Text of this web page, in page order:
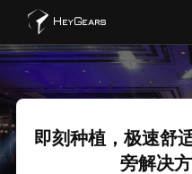
即刻种植，极速舒
旁解决